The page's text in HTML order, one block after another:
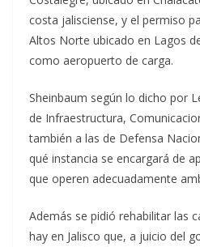
costa jalisciense, y el permiso
Altos Norte ubicado en Lagos
como aeropuerto de carga.
Sheinbaum según lo dicho por
de Infraestructura,
también a las de Defensa
qué instancia se encargará de
que operen adecuadamente
Además se pidió rehabilitar las
hay en Jalisco que, a juicio del